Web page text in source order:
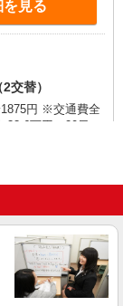
を見る
交替）
円 ※交通費全
万円（20日勤
を見る